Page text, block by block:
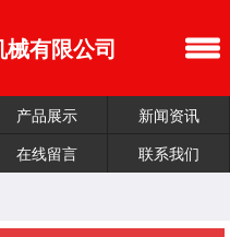
有限公司
产品展示
新闻资讯
在线留言 联系我们